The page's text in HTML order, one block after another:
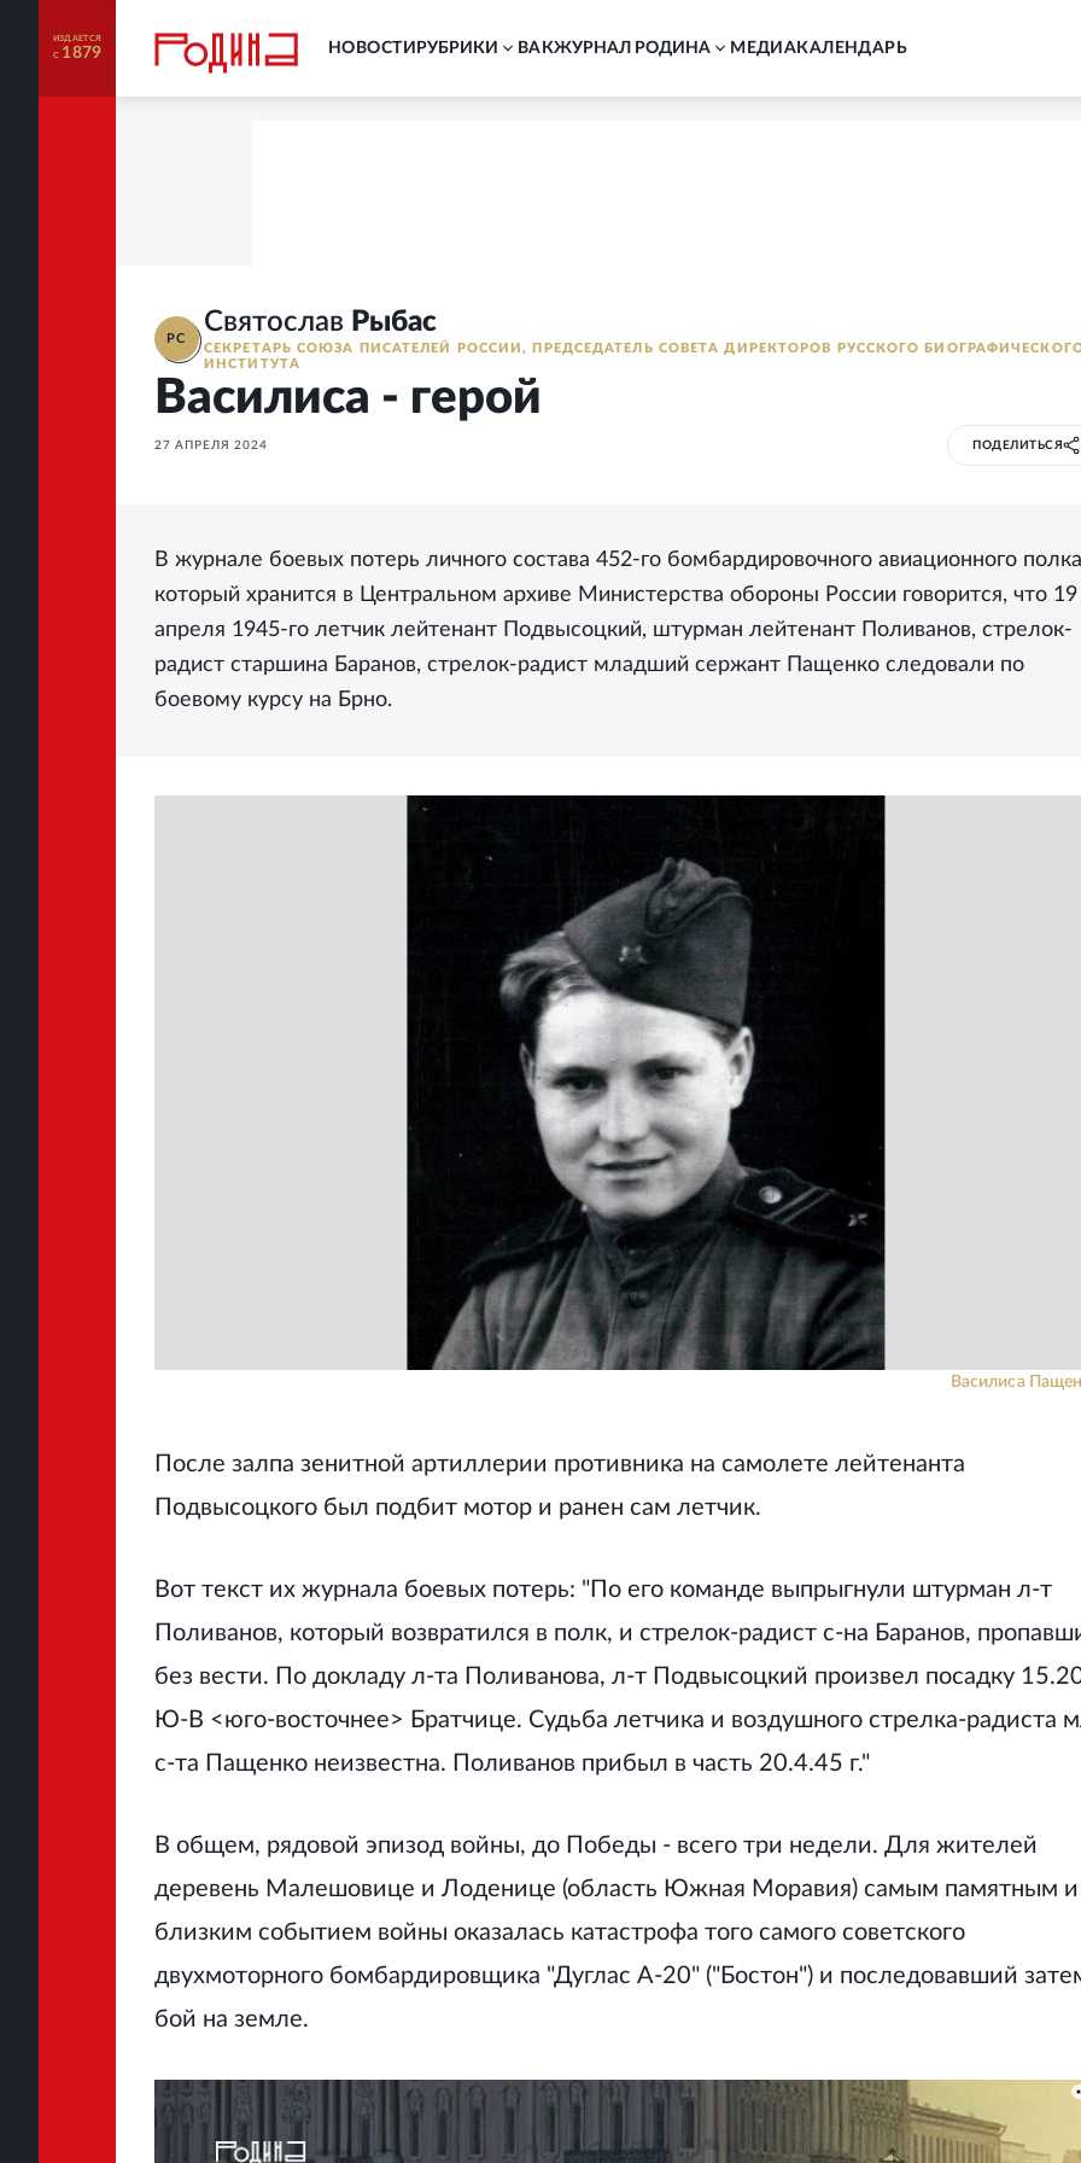
ИЗДАЕТСЯ
С 1879 НОВОСТИ РУБРИКИ ВАКЖУРНАЛ РОДИНА MЕДИА КАЛЕНДАРЬ
РС
Святослав Рыбас
СЕКРЕТАРЬ СОЮЗА ПИСАТЕЛЕЙ РОССИИ, ПРЕДСЕДАТЕЛЬ СОВЕТА ДИРЕКТОРОВ РУССКОГО
ИНСТИТУТА
Василиса - герой
27 АПРЕЛЯ 2024 ПОДЕЛИТЬСЯ
В журнале боевых потерь личного состава 452-го бомбардировочного авиационного
который хранится в Центральном архиве Министерства обороны России говорится, что 19
апреля 1945-го летчик лейтенант Подвысоцкий, штурман лейтенант Поливанов, стрелок-
радист старшина Баранов, стрелок-радист младший сержант Пащенко следовали по
боевому курсу на Брно.
Василиса
После залпа зенитной артиллерии противника на самолете лейтенанта
Подвысоцкого был подбит мотор и ранен сам летчик.
Вот текст их журнала боевых потерь: "По его команде выпрыгнули штурман л-т
Поливанов, который возвратился в полк, и стрелок-радист с-на Баранов,
без вести. По докладу л-та Поливанова, л-т Подвысоцкий произвел посадку
Ю-В <юго-восточнее> Братчице. Судьба летчика и воздушного стрелка-радиста
с-та Пащенко неизвестна. Поливанов прибыл в часть 20.4.45 г."
В общем, рядовой эпизод войны, до Победы - всего три недели. Для жителей
деревень Малешовице и Лоденице (область Южная Моравия) самым памятным и
близким событием войны оказалась катастрофа того самого советского
двухмоторного бомбардировщика "Дуглас А-20" ("Бостон") и последовавший
бой на земле.